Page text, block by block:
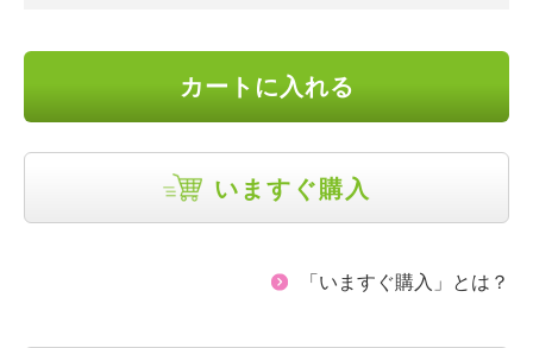
カートに入れる
いますぐ購入
「いますぐ購入」とは？